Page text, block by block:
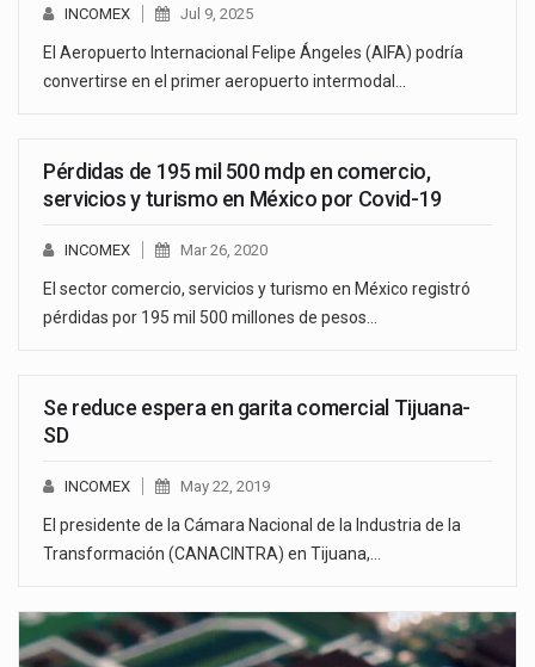
INCOMEX Jul 9, 2025
El Aeropuerto Internacional Felipe Ángeles (AIFA) podría
convertirse en el primer aeropuerto intermodal…
Pérdidas de 195 mil 500 mdp en comercio,
servicios y turismo en México por Covid-19
INCOMEX Mar 26, 2020
El sector comercio, servicios y turismo en México registró
pérdidas por 195 mil 500 millones de pesos…
Se reduce espera en garita comercial Tijuana-
SD
INCOMEX May 22, 2019
El presidente de la Cámara Nacional de la Industria de la
Transformación (CANACINTRA) en Tijuana,…